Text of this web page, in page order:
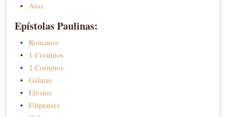
Atos
Epístolas Paulinas:
Romanos
1 Coríntios
2 Coríntios
Gálatas
Efésios
Filipenses